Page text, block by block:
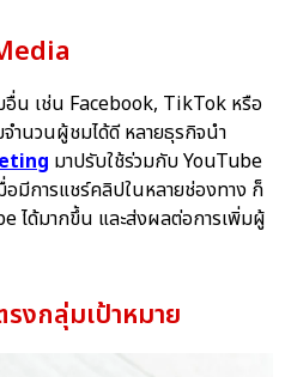
อื่น เช่น Facebook, TikTok หรือ
นวนผู้ชมได้ดี หลายธุรกิจนำ
มาปรับใช้ร่วมกับ YouTube
อมีการแชร์คลิปในหลายช่องทาง ก็
ได้มากขึ้น และส่งผลต่อการเพิ่มผู้
งกลุ่มเป้าหมาย